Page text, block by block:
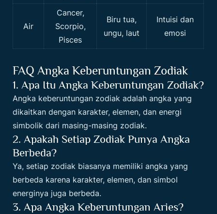
Air
Cancer,
Scorpio,
Pisces
Biru tua,
ungu, laut
Intuisi dan
emosi
FAQ Angka Keberuntungan Zodiak
1. Apa Itu Angka Keberuntungan Zodiak?
Angka keberuntungan zodiak adalah angka yang
dikaitkan dengan karakter, elemen, dan energi
simbolik dari masing-masing zodiak.
2. Apakah Setiap Zodiak Punya Angka
Berbeda?
Ya, setiap zodiak biasanya memiliki angka yang
berbeda karena karakter, elemen, dan simbol
energinya juga berbeda.
3. Apa Angka Keberuntungan Aries?